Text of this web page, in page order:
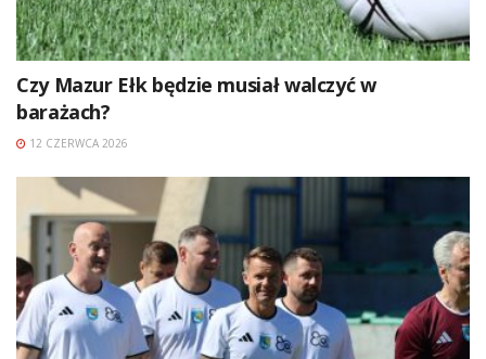
Czy Mazur Ełk będzie musiał walczyć w
barażach?
12 CZERWCA 2026